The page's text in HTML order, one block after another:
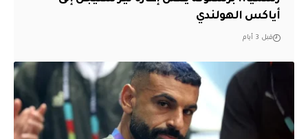
أياكس الهولندي
قبل 3 أيام